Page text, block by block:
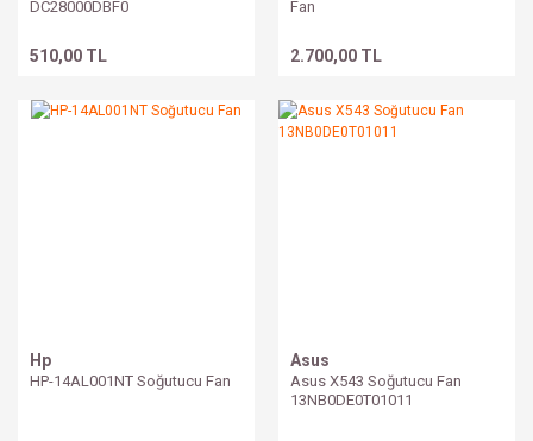
DC28000DBF0
510,00 TL
Fan
2.700,00 TL
Hp
HP-14AL001NT Soğutucu Fan
Asus
Asus X543 Soğutucu Fan
13NB0DE0T01011